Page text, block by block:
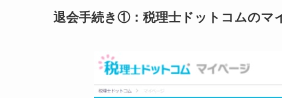
退会手続き①：税理士ドットコムのマ